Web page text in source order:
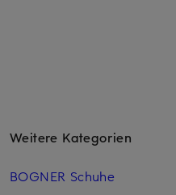
Weitere Kategorien
BOGNER Schuhe